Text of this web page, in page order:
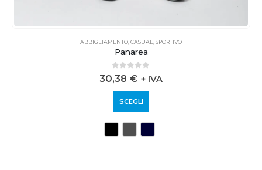
ABBIGLIAMENTO,CASUAL,SPORTIVO
Panarea
0out of 5
30,38 € + IVA
SCEGLI